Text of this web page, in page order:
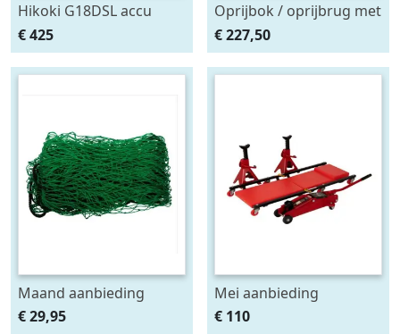
Hikoki G18DSL accu
haakse slijper (2x5Ah +
HSCII)
€ 425
Oprijbok / oprijbrug met
ingebouwde krik. set
2stuks
€ 227,50
Maand aanbieding
Afdeknet 4x2 mtr maas
€ 29,95
Mei aanbieding
Monteursligkar+2 tons
€ 110